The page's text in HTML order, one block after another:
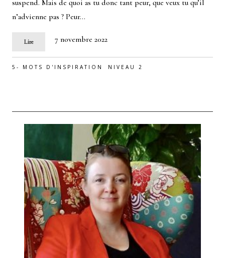
suspend. Mais de quoi as tu donc tant peur, que veux tu qu’il
n’advienne pas ? Peur…
Lire 7 novembre 2022
5- MOTS D'INSPIRATION NIVEAU 2